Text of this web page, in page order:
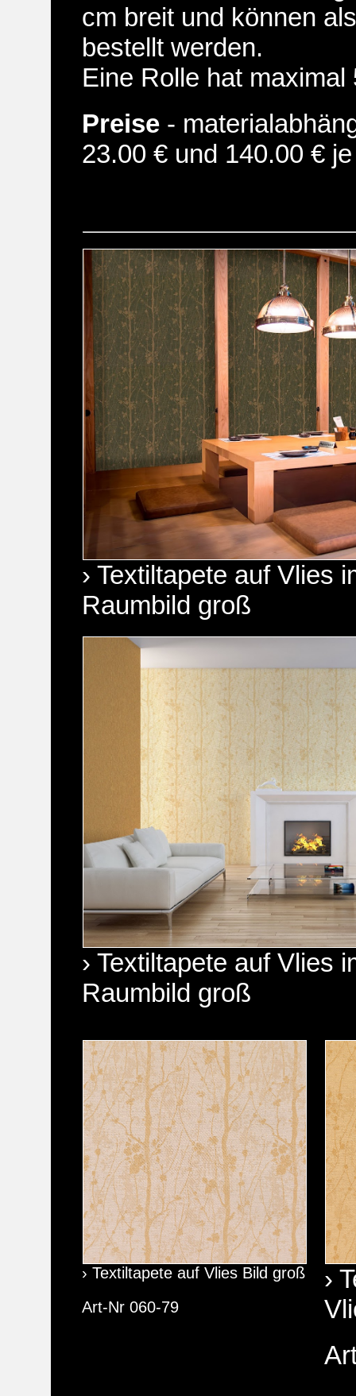
cm breit und können
bestellt werden.
Eine Rolle hat maximal
Preise -
23.00 € und 140.00 €
› Textiltapete auf Vlies
Raumbild groß
› Textiltapete auf Vlies
Raumbild groß
› Textiltapete auf Vlies Bild groß
Art-Nr 060-79
›